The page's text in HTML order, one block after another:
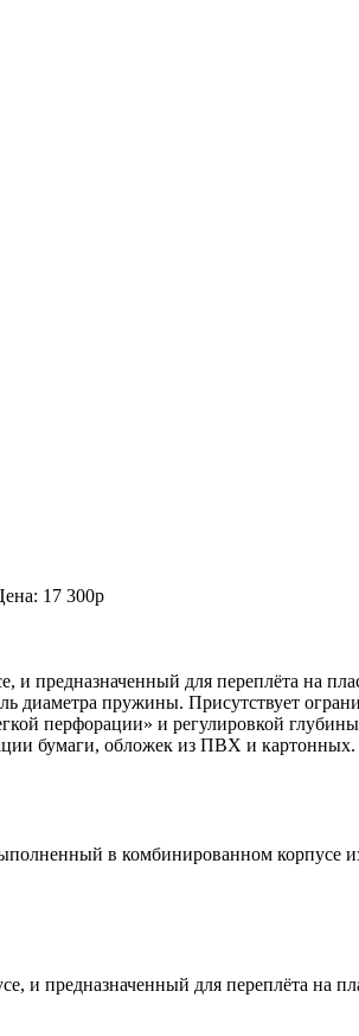
17 300р
предназначенный для переплёта на
пружины. Присутствует
перфорации» и регулировкой
бумаги, обложек из ПВХ и картонных.
в комбинированном корпусе
и предназначенный для переплёта на